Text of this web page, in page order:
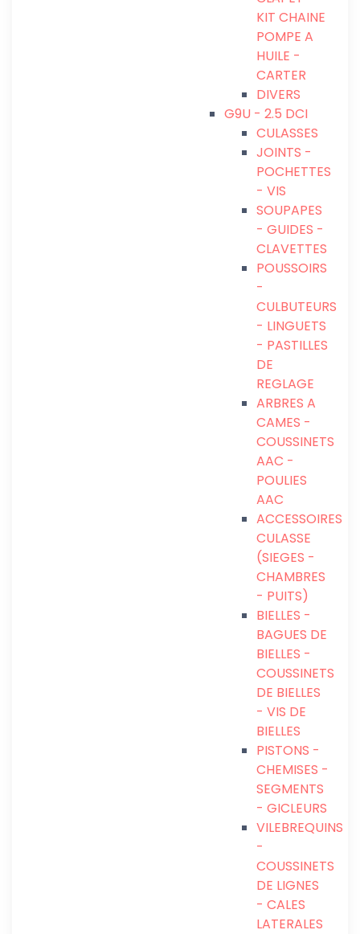
KIT CHAINE
POMPE A
HUILE -
CARTER
DIVERS
G9U - 2.5 DCI
CULASSES
JOINTS -
POCHETTES
- VIS
SOUPAPES
- GUIDES -
CLAVETTES
POUSSOIRS
-
CULBUTEURS
- LINGUETS
- PASTILLES
DE
REGLAGE
ARBRES A
CAMES -
COUSSINETS
AAC -
POULIES
AAC
ACCESSOIRES
CULASSE
(SIEGES -
CHAMBRES
- PUITS)
BIELLES -
BAGUES DE
BIELLES -
COUSSINETS
DE BIELLES
- VIS DE
BIELLES
PISTONS -
CHEMISES -
SEGMENTS
- GICLEURS
VILEBREQUINS
-
COUSSINETS
DE LIGNES
- CALES
LATERALES